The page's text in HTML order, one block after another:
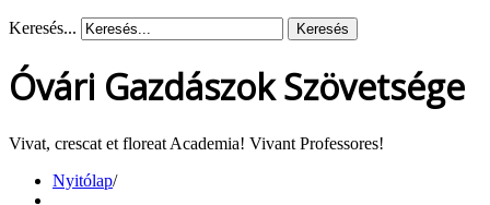
Keresés... Keresés
Óvári Gazdászok Szövetsége
Vivat, crescat et floreat Academia! Vivant Professores!
Nyitólap/